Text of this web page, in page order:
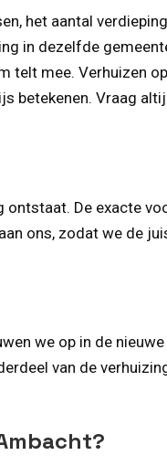
het aantal
in dezelfde
telt mee. Verhuizen
betekenen. Vraag
De exacte
ons, zodat we de
we op in de
van de